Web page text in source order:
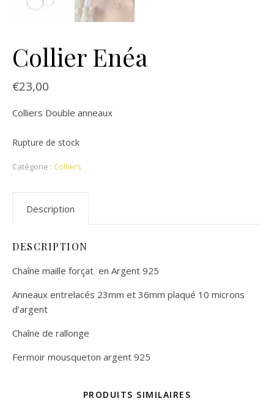
Collier Enéa
€23,00
Colliers Double anneaux
Rupture de stock
Catégorie : Colliers
Description
DESCRIPTION
Chaîne maille forçat en Argent 925
Anneaux entrelacés 23mm et 36mm plaqué 10 microns
d’argent
Chaîne de rallonge
Fermoir mousqueton argent 925
PRODUITS SIMILAIRES